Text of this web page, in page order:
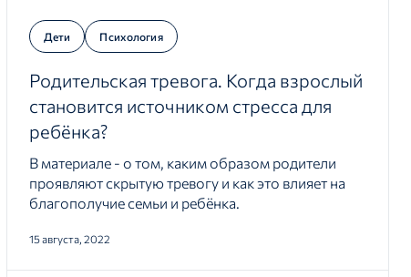
Дети Психология
Родительская тревога. Когда взрослый
становится источником стресса для
ребёнка?
В материале - о том, каким образом родители
проявляют скрытую тревогу и как это влияет на
благополучие семьи и ребёнка.
15 августа, 2022